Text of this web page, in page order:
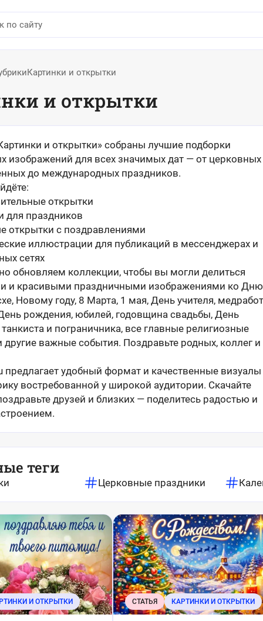
Картинки и открытки
и открытки
и открытки» собраны лучшие подборки
изображений для всех значимых дат — от церковных
до международных праздников.
открытки
для праздников
открытки с поздравлениями
иллюстрации для публикаций в мессенджерах и
сетях
обновляем коллекции, чтобы вы могли делиться
и красивыми праздничными изображениями ко Дню
Новому году, 8 Марта, 1 мая, День учителя,
рождения, юбилей, годовщина свадьбы, День
и пограничника, все главные религиозные
другие важные события. Поздравьте родных, коллег и
предлагает удобный формат и качественные визуалы
востребованной у широкой аудитории. Скачайте
друзей и близких — поделитесь радостью и
теги
Церковные праздники
И ОТКРЫТКИ СТАТЬЯ КАРТИНКИ И ОТКРЫТКИ